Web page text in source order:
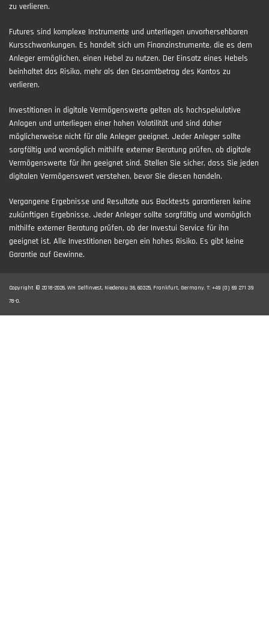
zu verlieren.
Futures sind komplexe Instrumente und unterliegen unvorhersehbaren
Kursschwankungen. Es handelt sich um Finanzinstrumente, die es dem
Anleger ermöglichen, einen Hebel zu nutzen. Der Einsatz eines Hebels
beinhaltet das Risiko, mehr als den Gesamtbetrag des Kontos zu
verlieren.
Investitionen in digitale Vermögenswerte gelten als hochspekulative
Anlagen und unterliegen einer hohen Volatilität und sind daher
möglicherweise nicht für alle Anleger geeignet. Jeder Anleger sollte
sorgfältig und womöglich mithilfe externer Beratung prüfen, ob digitale
Vermögenswerte für ihn geeignet sind. Stellen Sie sicher, dass Sie jeden
digitalen Vermögenswert verstehen, bevor Sie diesen handeln.
Vergangene Ergebnisse und Resultate aus Backtests garantieren keine
zukünftigen Ergebnisse. Jeder Anleger sollte sorgfältig und womöglich
mithilfe externer Beratung prüfen, ob der Investui Service für ihn
geeignet ist. Alle Investitionen bergen ein hohes Risiko. Es gibt keine
Garantie auf Gewinne.
Copyright © 2018-2026. WH SelfInvest, Niedenau 36, 60325, Frankfurt, Germany. T: +49 (0) 69 271 39
78-0.